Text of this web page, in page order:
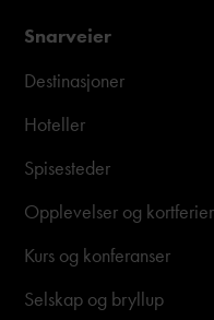
Snarveier
Destinasjoner
Hoteller
Spisesteder
Opplevelser og kortferier
Kurs og konferanser
Selskap og bryllup